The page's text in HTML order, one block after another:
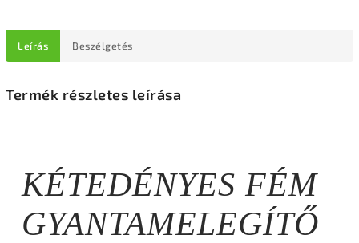
Leírás Beszélgetés
Termék részletes leírása
KÉTEDÉNYES FÉM
GYANTAMELEGÍTŐ